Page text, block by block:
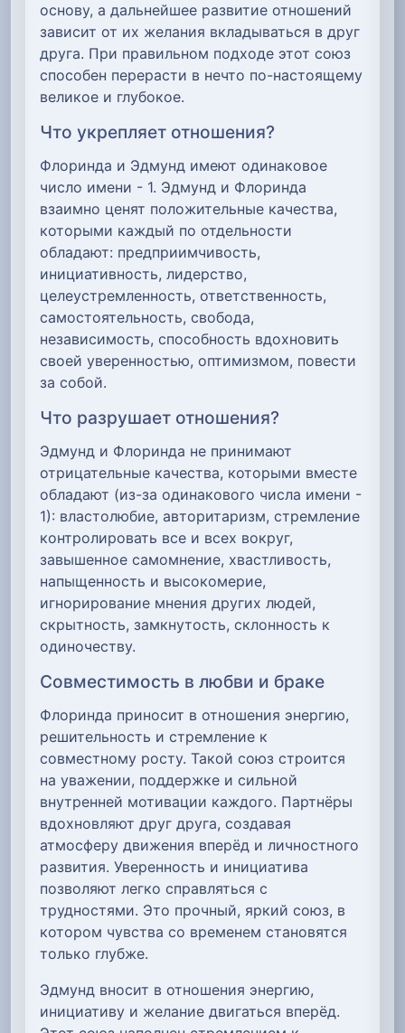
основу, а дальнейшее развитие отношений
зависит от их желания вкладываться в друг
друга. При правильном подходе этот союз
способен перерасти в нечто по-настоящему
великое и глубокое.
Что укрепляет отношения?
Флоринда и Эдмунд имеют одинаковое
число имени - 1. Эдмунд и Флоринда
взаимно ценят положительные качества,
которыми каждый по отдельности
обладают: предприимчивость,
инициативность, лидерство,
целеустремленность, ответственность,
самостоятельность, свобода,
независимость, способность вдохновить
своей уверенностью, оптимизмом, повести
за собой.
Что разрушает отношения?
Эдмунд и Флоринда не принимают
отрицательные качества, которыми вместе
обладают (из-за одинакового числа имени -
1): властолюбие, авторитаризм, стремление
контролировать все и всех вокруг,
завышенное самомнение, хвастливость,
напыщенность и высокомерие,
игнорирование мнения других людей,
скрытность, замкнутость, склонность к
одиночеству.
Совместимость в любви и браке
Флоринда приносит в отношения энергию,
решительность и стремление к
совместному росту. Такой союз строится
на уважении, поддержке и сильной
внутренней мотивации каждого. Партнёры
вдохновляют друг друга, создавая
атмосферу движения вперёд и личностного
развития. Уверенность и инициатива
позволяют легко справляться с
трудностями. Это прочный, яркий союз, в
котором чувства со временем становятся
только глубже.
Эдмунд вносит в отношения энергию,
инициативу и желание двигаться вперёд.